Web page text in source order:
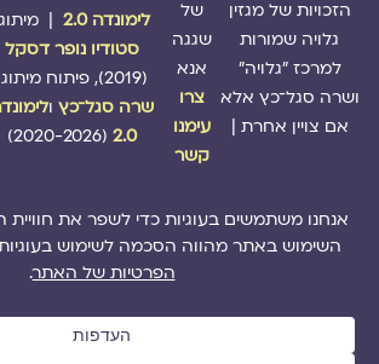
הזכויות של מגזין
גלויה שמורות
למרכז "גלויה"
ושרה סגל־כץ אלא
אם צויין אחרת |
של
שגגה
אנא
צרו
עימנו
קשר
לימונדה 2.0
| מיתוג:
סטודיו נופר דסקל
שרה סגל־כץולימונדה
2.0
(2020-2026)